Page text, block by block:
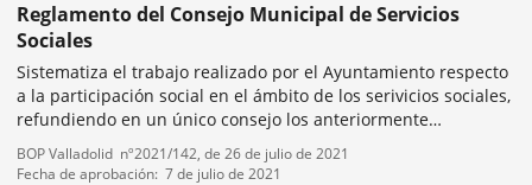
Reglamento del Consejo Municipal de Servicios
Sociales
Sistematiza el trabajo realizado por el Ayuntamiento respecto
a la participación social en el ámbito de los serivicios sociales,
refundiendo en un único consejo los anteriormente
constituidos (personas mayores, personas condiscapacidad,
personas inmigrantes,...
Tipo
de
Referencia
boletin
BOP Valladolid nº2021/142, de 26 de julio de 2021
Fecha de aprobación 7 de julio de 2021